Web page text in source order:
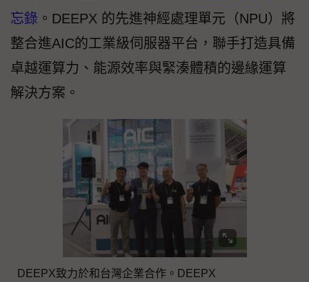
忘錄 。DEEPX 的先進神經處理單元（NPU）將
整合進AIC的工業級伺服器平台，聯手打造具備
卓越運算力、能源效率與緊湊體積的邊緣運算
解決方案。
DEEPX致力於和台灣企業合作。DEEPX